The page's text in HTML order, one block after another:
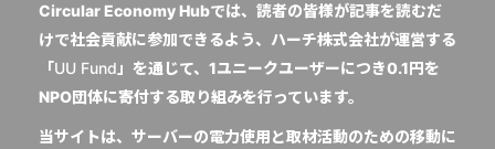
Circular Economy Hubでは、読者の皆様が記事を読むだ
けで社会貢献に参加できるよう、ハーチ株式会社が運営する
「UU Fund」を通じて、1ユニークユーザーにつき0.1円を
NPO団体に寄付する取り組みを行っています。
当サイトは、サーバーの電力使用と取材活動のための移動に